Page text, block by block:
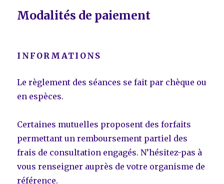
Modalités de paiement
INFORMATIONS
Le règlement des séances se fait par chèque ou
en espèces.
Certaines mutuelles proposent des forfaits
permettant un remboursement partiel des
frais de consultation engagés. N’hésitez-pas à
vous renseigner auprès de votre organisme de
référence.